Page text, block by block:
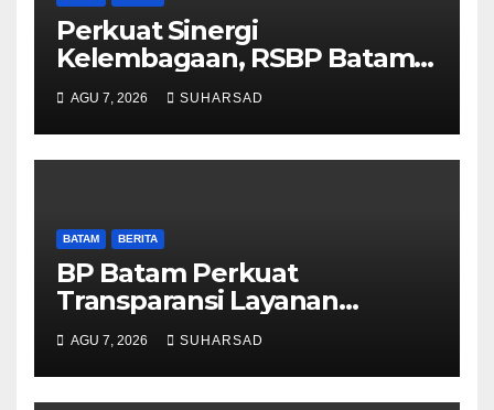
Perkuat Sinergi
Kelembagaan, RSBP Batam
dan BPOM Pastikan
Pelayanan dan Ketersediaan
Obat Aman
AGU 7, 2026 SUHARSAD
BATAM BERITA
BP Batam Perkuat
Transparansi Layanan
Pertanahan, Alokasi Tanah
Reguler Segera Hadir Melalui
LMS
AGU 7, 2026 SUHARSAD